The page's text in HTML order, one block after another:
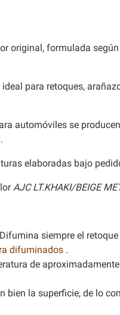
original, formulada
para retoques,
automóviles se
elaboradas bajo
AJC LT.KHAKI/BEIGE
siempre el
difuminados .
de
bien la superficie, de lo